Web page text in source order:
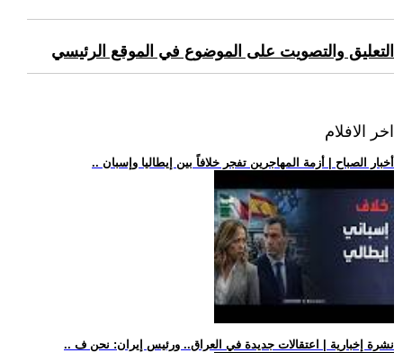
التعليق والتصويت على الموضوع في الموقع الرئيسي
اخر الافلام
.. أخبار الصباح | أزمة المهاجرين تفجر خلافاً بين إيطاليا وإسبان
.. نشرة إخبارية | اعتقالات جديدة في العراق.. ورئيس إيران: نحن ف